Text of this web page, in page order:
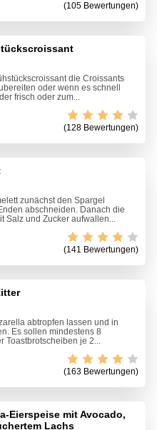
(105 Bewertungen)
die Croissants
oder wenn es schnell
frisch oder zum...
(128 Bewertungen)
zunächst den Spargel
abschneiden. Danach die
Salz und Zucker aufwallen...
(141 Bewertungen)
abtropfen lassen und in
Es sollen mindestens 8
Toastbrotscheiben je 2...
(163 Bewertungen)
Eierspeise mit Avocado,
Lachs